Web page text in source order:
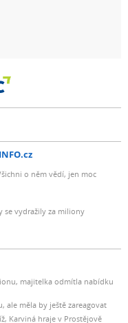
INFO.cz
o něm vědí, jen moc
se vydražily za miliony
majitelka odmítla nabídku
ale měla by ještě zareagovat
Karviná hraje v Prostějově